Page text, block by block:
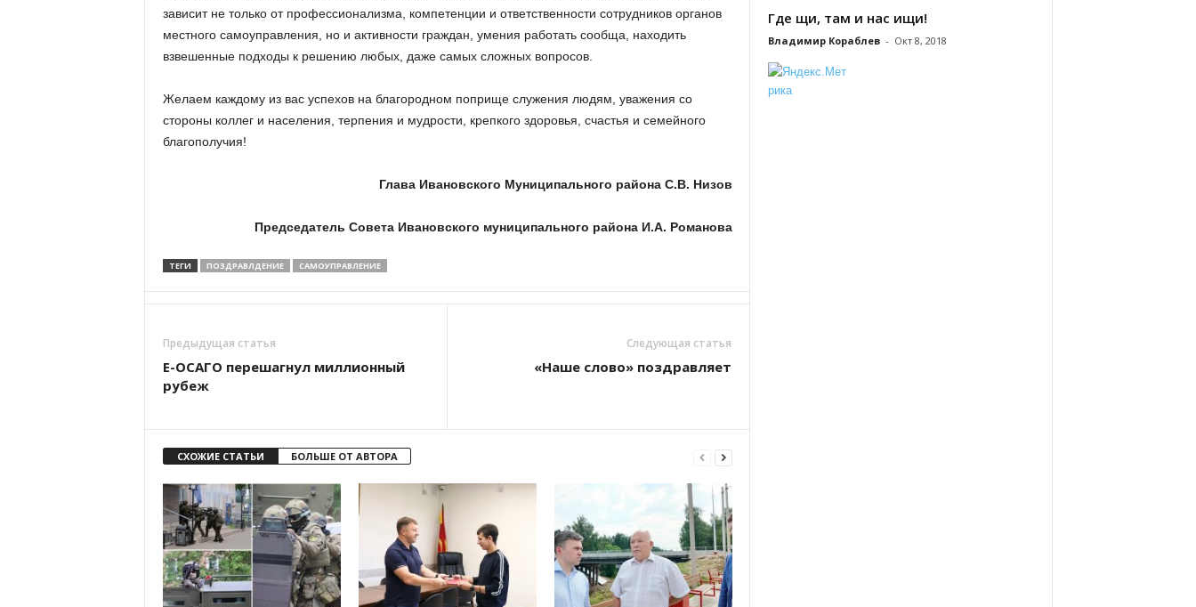
зависит не только от профессионализма, компетенции и ответственности сотрудников органов
местного самоуправления, но и активности граждан, умения работать сообща, находить
взвешенные подходы к решению любых, даже самых сложных вопросов.
Желаем каждому из вас успехов на благородном поприще служения людям, уважения со
стороны коллег и населения, терпения и мудрости, крепкого здоровья, счастья и семейного
благополучия!
Глава Ивановского Муниципального района С.В. Низов
Председатель Совета Ивановского муниципального района И.А. Романова
ТЕГИ ПОЗДРАВЛДЕНИЕ САМОУПРАВЛЕНИЕ
Предыдущая статья
Е-ОСАГО перешагнул миллионный
рубеж
Следующая статья
«Наше слово» поздравляет
СХОЖИЕ СТАТЬИ БОЛЬШЕ ОТ АВТОРА
Где щи, там и нас ищи!
Владимир Кораблев - Окт 8, 2018